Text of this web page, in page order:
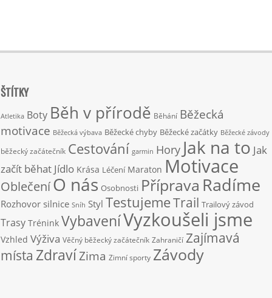
ŠTÍTKY
Atletika Boty Běh v přírodě Běhání Běžecká
motivace Běžecká výbava Běžecké chyby Běžecké začátky Běžecké závody
běžecký začátečník Cestování garmin Hory Jak na to Jak
začít běhat Jídlo Krása Léčení Maraton Motivace
OblečeníO nás Osobnosti Příprava Radíme
Rozhovor silnice Sníh Styl TestujemeTrail Trailový závod
Trasy Trénink VybaveníVyzkoušeli jsme
Vzhled Výživa Věčný běžecký začátečník Zahraničí Zajímavá
místa ZdravíZima Zimní sporty Závody